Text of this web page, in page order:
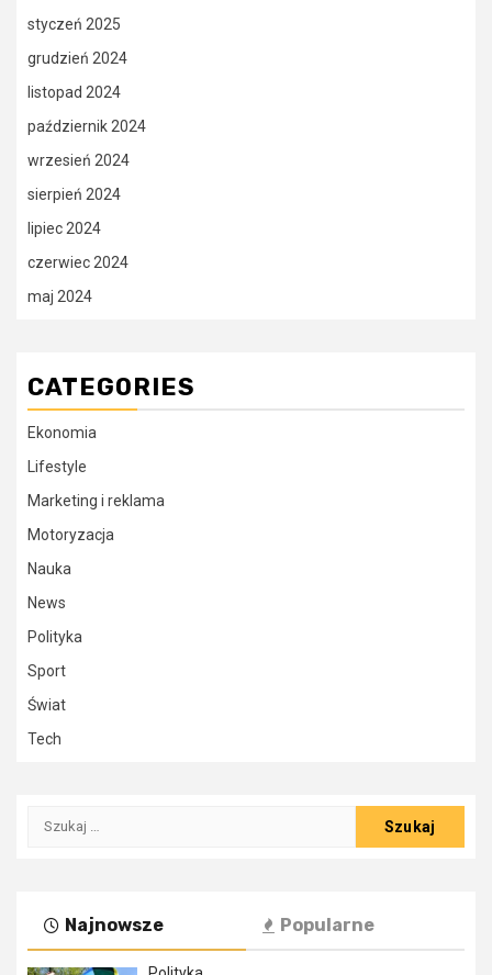
styczeń 2025
grudzień 2024
listopad 2024
październik 2024
wrzesień 2024
sierpień 2024
lipiec 2024
czerwiec 2024
maj 2024
CATEGORIES
Ekonomia
Lifestyle
Marketing i reklama
Motoryzacja
Nauka
News
Polityka
Sport
Świat
Tech
Szukaj:
Najnowsze Popularne